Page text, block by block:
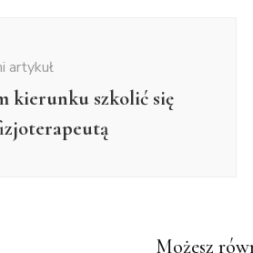
artykuł
kierunku szkolić się
Możesz